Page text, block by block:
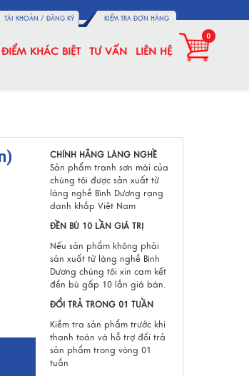
TÀI KHOẢN / ĐĂNG KÝ KIỂM TRA ĐƠN HÀNG
ĐIỂM KHÁC BIỆT TƯ VẤN LIÊN HỆ
0
CHÍNH HÃNG LÀNG NGHỀ
Sản phẩm tranh sơn mài của
chúng tôi được sản xuất từ
làng nghề Bình Dương rạng
danh khắp Việt Nam
ĐỀN BÙ 10 LẦN GIÁ TRỊ
Nếu sản phẩm không phải
sản xuất từ làng nghề Bình
Dương chúng tôi xin cam kết
đền bù gấp 10 lần giá bán.
ĐỔI TRẢ TRONG 01 TUẦN
Kiểm tra sản phẩm trước khi
thanh toán và hỗ trợ đổi trả
sản phẩm trong vòng 01
tuần